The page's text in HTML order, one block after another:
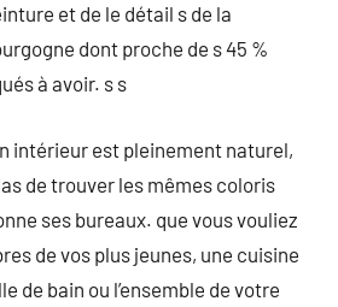
et de le détail s de la
dont proche de s 45 %
à avoir. s s
intérieur est pleinement naturel,
de trouver les mêmes coloris
ses bureaux. que vous vouliez
de vos plus jeunes, une cuisine
de bain ou l’ensemble de votre